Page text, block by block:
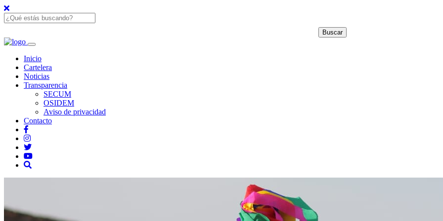
Inicio
Cartelera
Noticias
Transparencia
SECUM
OSIDEM
Aviso de privacidad
Contacto